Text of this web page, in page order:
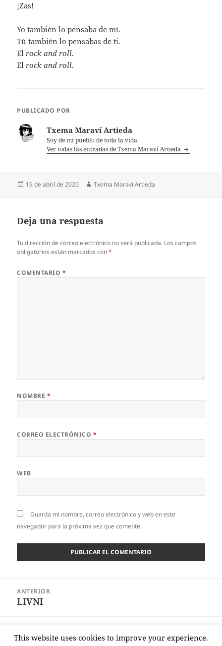
¡Zas!
Yo también lo pensaba de mí.
Tú también lo pensabas de ti.
Elrock and roll.
Elrock and roll.
PUBLICADO POR
Txema Maraví Artieda
Soy de mi pueblo de toda la vida.
Ver todas las entradas de Txema Maraví Artieda
Publicado
19 de abril de 2020 Autor
Txema Maraví Artieda
Deja una respuesta
Tu dirección de correo electrónico no será publicada. Los campos
obligatorios están marcados con*
COMENTARIO *
NOMBRE *
CORREO ELECTRÓNICO *
WEB
Guarda mi nombre, correo electrónico y web en este
navegador para la próxima vez que comente.
entradas
ANTERIOR
Entrada
LIVNI
Entrada
ES JUEGO PERVERSO
This website uses cookies to improve your experience.